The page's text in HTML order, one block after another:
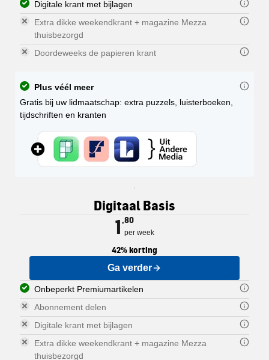
Digitale krant met bijlagen
Extra dikke weekendkrant + magazine Mezza
thuisbezorgd
Doordeweeks de papieren krant
Plus véél meer
Gratis bij uw lidmaatschap: extra puzzels, luisterboeken,
tijdschriften en kranten
Digitaal Basis
1,80
per week
42% korting
Ga verder
Onbeperkt Premiumartikelen
U kunt dus ook alle
Abonnement delen
Digitale krant met bijlagen
U kunt de digitale krant
Extra dikke weekendkrant + magazine Mezza
thuisbezorgd
U ontvangt hierbij óók Mezza, het
Nationaal en internationaal:
De PZC verschijnt in 5 regionale